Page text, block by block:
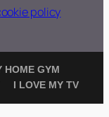
policy
HOME GYM
I LOVE MY TV